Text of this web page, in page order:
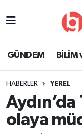
GÜNDEM BİLİM
HABERLER YEREL
olaya
EKONOMİ
Süper Lig
Tüm